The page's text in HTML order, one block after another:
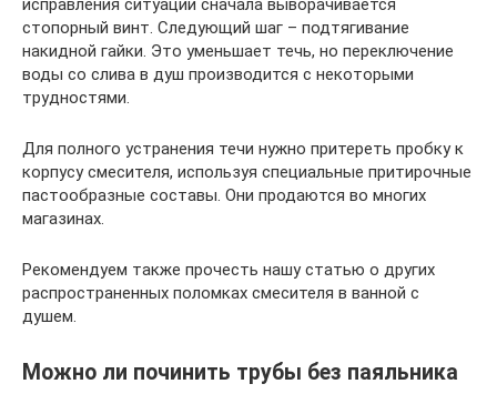
стопорный винт. Следующий шаг – подтягивание
накидной гайки. Это уменьшает течь, но переключение
воды со слива в душ производится с некоторыми
трудностями.
Для полного устранения течи нужно притереть пробку к
корпусу смесителя, используя специальные притирочные
пастообразные составы. Они продаются во многих
магазинах.
Рекомендуем также прочесть нашу статью о других
распространенных поломках смесителя в ванной с
душем.
Можно ли починить трубы без паяльника